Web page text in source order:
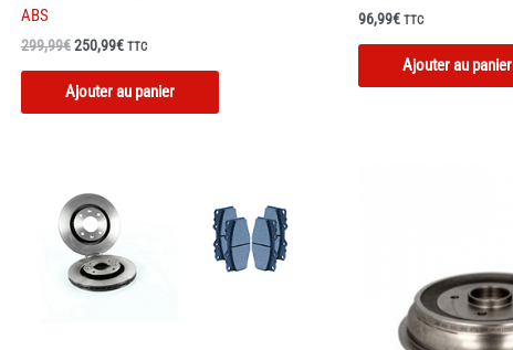
ABS
299,99€Le
initial
était :
299,99€.
250,99€Le
actuel
est :
250,99€.
TTC
Ajouter au panier
96,99€ TTC
Ajouter au panier